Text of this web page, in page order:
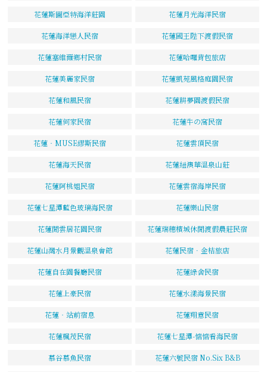
花蓮斯圖亞特海洋莊園 花蓮月光海洋民宿
花蓮海洋戀人民宿 花蓮國王陛下渡假民宿
花蓮塞維爾鄉村民宿 花蓮哈囉背包旅店
花蓮美麗家民宿 花蓮凱苑風格庭園民宿
花蓮和風民宿 花蓮耕夢園渡假民宿
花蓮何家民宿 花蓮牛の窩民宿
花蓮‧MUSE繆斯民宿 花蓮雲頂民宿
花蓮海天民宿 花蓮紐澳華溫泉山莊
花蓮阿桃姐民宿 花蓮雲宿海岸民宿
花蓮七星潭藍色玻璃海民宿 花蓮樂山民宿
花蓮閒雲居花園民宿 花蓮瑞穗檳城休閒渡假農莊民宿
花蓮山灣水月景觀溫泉會館 花蓮民宿．金桔旅店
花蓮自在園餐廳民宿 花蓮綠舍民宿
花蓮上豪民宿 花蓮水漾海景民宿
花蓮‧站前宿息 花蓮翔意民宿
花蓮楓茂民宿 花蓮七星潭-惦惦看海民宿
慕谷慕魚民宿 花蓮六號民宿 No.Six B&B